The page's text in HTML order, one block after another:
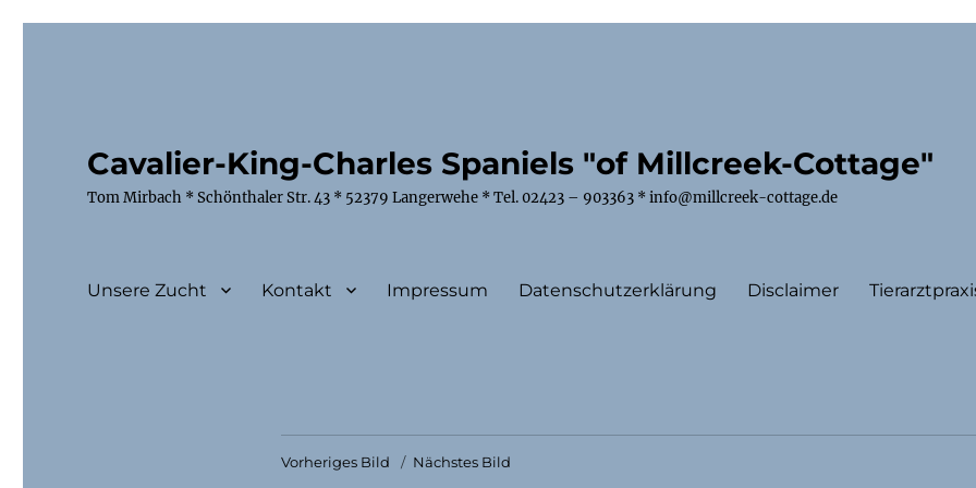
Cavalier-King-Charles Spaniels "of Millcreek-Cottage"
Tom Mirbach * Schönthaler Str. 43 * 52379 Langerwehe * Tel. 02423 – 903363 * info@millcreek-cottage.de
Unsere Zucht Kontakt Impressum Datenschutzerklärung Disclaimer
Vorheriges Bild Nächstes Bild